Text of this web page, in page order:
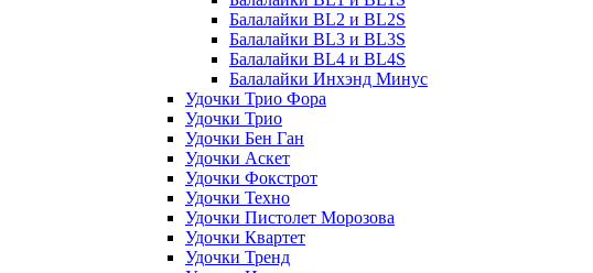
Балалайки BL2 и BL2S
Балалайки BL3 и BL3S
Балалайки BL4 и BL4S
Балалайки Инхэнд Минус
Удочки Трио Фора
Удочки Трио
Удочки Бен Ган
Удочки Аскет
Удочки Фокстрот
Удочки Техно
Удочки Пистолет Морозова
Удочки Квартет
Удочки Тренд